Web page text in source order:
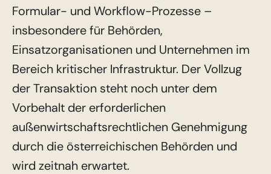
Formular- und Workflow-Prozesse –
insbesondere für Behörden,
Einsatzorganisationen und Unternehmen im
Bereich kritischer Infrastruktur. Der Vollzug
der Transaktion steht noch unter dem
Vorbehalt der erforderlichen
außenwirtschaftsrechtlichen Genehmigung
durch die österreichischen Behörden und
wird zeitnah erwartet.